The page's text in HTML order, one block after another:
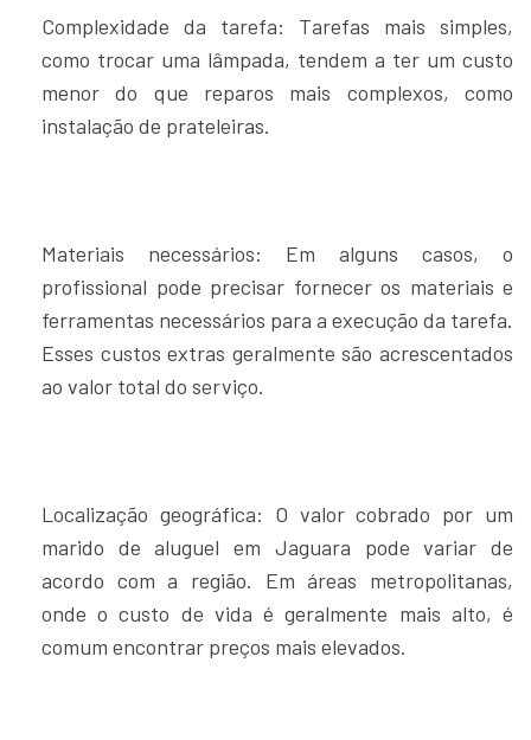
Complexidade da tarefa: Tarefas mais simples,
como trocar uma lâmpada, tendem a ter um custo
menor do que reparos mais complexos, como
instalação de prateleiras.
Materiais necessários: Em alguns casos, o
profissional pode precisar fornecer os materiais e
ferramentas necessários para a execução da tarefa.
Esses custos extras geralmente são acrescentados
ao valor total do serviço.
Localização geográfica: O valor cobrado por um
marido de aluguel em Jaguara pode variar de
acordo com a região. Em áreas metropolitanas,
onde o custo de vida é geralmente mais alto, é
comum encontrar preços mais elevados.